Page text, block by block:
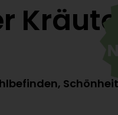
Schönheit,